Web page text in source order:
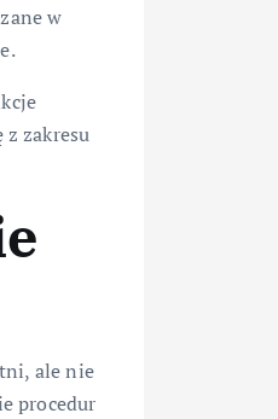
w
zakresu
ale nie
procedur